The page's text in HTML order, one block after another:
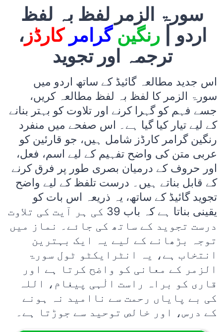
سورۃ الزمر لفظ بہ لفظ
اردو |رنگین گرامر کارڈز ،
ترجمہ اور تجوید
اس جدید مطالعہ گائیڈ کے ساتھ اردو میں
سورۃ الزمر کا لفظ بہ لفظ مطالعہ کریں،
جسے فہم کو گہرا کرنے اور تلاوت کو بہتر بنانے
کے لیے تیار کیا گیا ہے۔ اس صفحے میں منفرد
رنگین گرامر کارڈز شامل ہیں، جو قارئین کو
عربی متن کی واضح تفہیم کے لیے اسم، فعل،
اور حروف کے درمیان بصری طور پر فرق کرنے
کے قابل بناتے ہیں۔ درست تلفظ کے لیے واضح
تجوید گائیڈ کے ساتھ، یہ ذریعہ اس بات کو
یقینی بناتا ہے کہ باب 39 کی ہر آیت کی تلاوت
درست تجوید کے ساتھ کی جائے۔ نماز میں
توجہ بڑھانے کے لیے یہ ایک بہترین
انتخاب ہے، یہ انٹرایکٹو ٹول سورۃ
الزمر کے معانی کو واضح کرتا ہے اور
قاری کو براہ راست الٰہی پیغام، اللہ
کی بے پایاں رحمت سے ناامید نہ ہونے
کے درس، اور خالص توحید سے جوڑتا ہے۔